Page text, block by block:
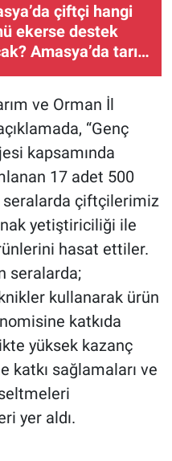
çiftçi hangi
ekerse destek
Amasya’da tarım
ve
ürünler
oldu!ve Orman İl
“Genç
kapsamında
17 adet 500
çiftçilerimiz
yetiştiriciliği ile
hasat ettiler.
seralarda;
kullanarak ürün
katkıda
yüksek kazanç
katkı sağlamaları ve
yer aldı.